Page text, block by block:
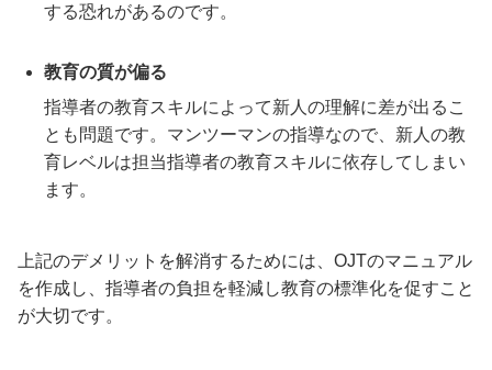
する恐れがあるのです。
教育の質が偏る
指導者の教育スキルによって新人の理解に差が出るこ
とも問題です。マンツーマンの指導なので、新人の教
育レベルは担当指導者の教育スキルに依存してしまい
ます。
上記のデメリットを解消するためには、OJTのマニュアル
を作成し、指導者の負担を軽減し教育の標準化を促すこと
が大切です。